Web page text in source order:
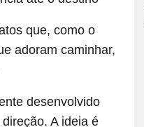
que, como o
adoram caminhar,
desenvolvido
A ideia é